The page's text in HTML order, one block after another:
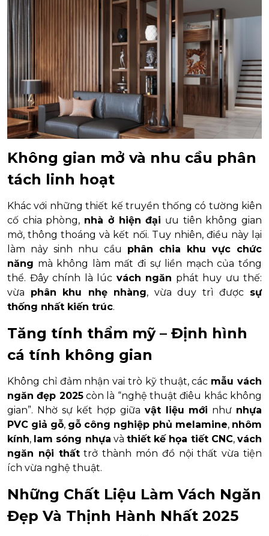
Không gian mở và nhu cầu phân
tách linh hoạt
Khác với những thiết kế truyền thống có tường kiên
cố chia phòng, nhà ở hiện đại ưu tiên không gian
mở, thông thoáng và kết nối. Tuy nhiên, điều này lại
làm nảy sinh nhu cầu phân chia khu vực chức
năng mà không làm mất đi sự liền mạch của tổng
thể. Đây chính là lúc vách ngăn phát huy ưu thế:
vừa phân khu nhẹ nhàng, vừa duy trì được sự
thống nhất kiến trúc.
Tăng tính thẩm mỹ – Định hình
cá tính không gian
Không chỉ đảm nhận vai trò kỹ thuật, các mẫu vách
ngăn đẹp 2025còn là “nghệ thuật điêu khắc không
gian”. Nhờ sự kết hợp giữa vật liệu mới như nhựa
PVC giả gỗ, gỗ công nghiệp phủ melamine, nhôm
kính, lam sóng nhựa vàthiết kế họa tiết CNC,vách
ngăn nội thấttrở thành món đồ nội thất vừa tiện
ích vừa nghệ thuật.
Những Chất Liệu Làm Vách Ngăn
Đẹp Và Thịnh Hành Nhất 2025